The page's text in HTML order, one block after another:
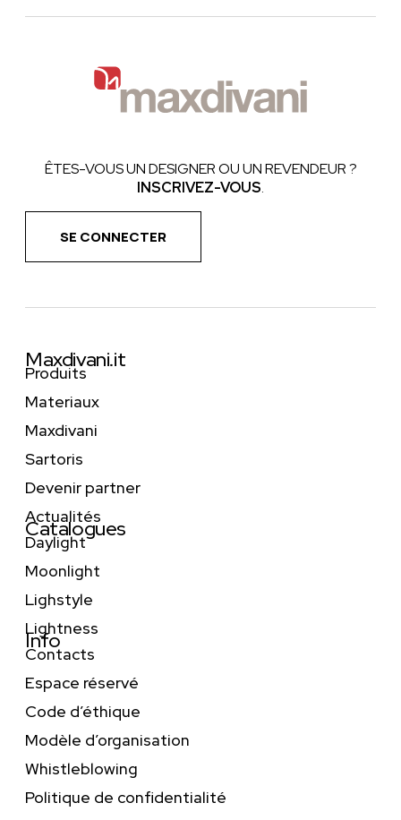
ÊTES-VOUS UN DESIGNER OU UN REVENDEUR ?
INSCRIVEZ-VOUS.
SE CONNECTER
Maxdivani.it
Produits
Materiaux
Maxdivani
Sartoris
Devenir partner
Actualités
Catalogues
Daylight
Moonlight
Lighstyle
Lightness
Info
Contacts
Espace réservé
Code d’éthique
Modèle d’organisation
Whistleblowing
Politique de confidentialité